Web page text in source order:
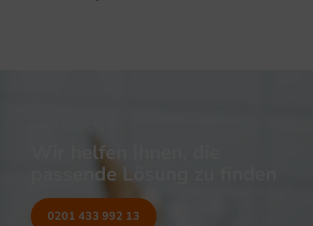
Wir helfen Ihnen, die
passende Lösung zu finden
0201 433 992 13